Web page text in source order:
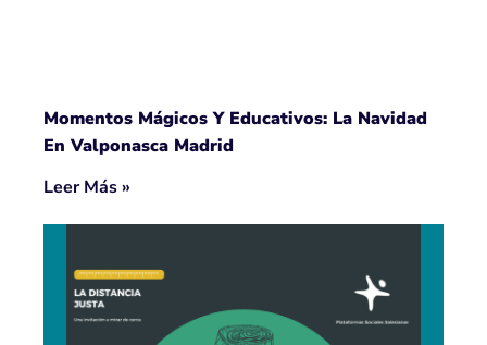
Momentos Mágicos Y Educativos: La Navidad
En Valponasca Madrid
Leer Más »